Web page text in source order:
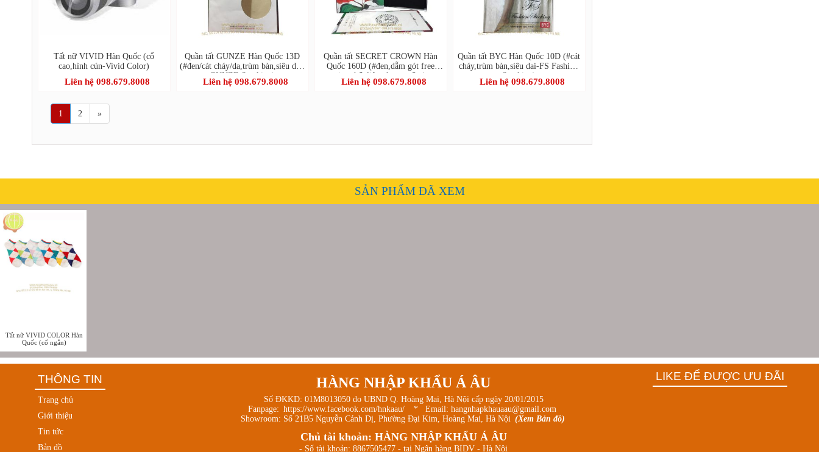
Tất nữ VIVID Hàn Quốc (cổ
cao,hình cún-Vivid Color)
Liên hệ 098.679.8008
Quần tất GUNZE Hàn Quốc 13D
(#đen/cát cháy/da,trùm bàn,siêu dai-
GUNZE Stocking)
Liên hệ 098.679.8008
Quần tất SECRET CROWN Hàn
Quốc 160D (#đen,dẫm gót free
size,chất liệu nhung mềm)
Liên hệ 098.679.8008
Quần tất BYC Hàn Quốc 10D (#cát
cháy,trùm bàn,siêu dai-FS Fashion
Stocking)
Liên hệ 098.679.8008
1 2 »
SẢN PHẨM ĐÃ XEM
Tất nữ VIVID COLOR Hàn
Quốc (cổ ngắn)
THÔNG TIN
Trang chủ
Giới thiệu
Tin tức
Bản đồ
HÀNG NHẬP KHẨU Á ÂU
Số ĐKKD: 01M8013050 do UBND Q. Hoàng Mai, Hà Nội cấp ngày 20/01/2015
Fanpage: https://www.facebook.com/hnkaau/
* Email: hangnhapkhauaau@gmail.com
Showroom: Số 21B5 Nguyễn Cảnh Dị, Phường Đại Kim, Hoàng Mai, Hà Nội (Xem Bản đồ)
Chủ tài khoản: HÀNG NHẬP KHẨU Á ÂU
- Số tài khoản: 8867505477 - tại Ngân hàng BIDV - Hà Nội
LIKE ĐỂ ĐƯỢC ƯU ĐÃI